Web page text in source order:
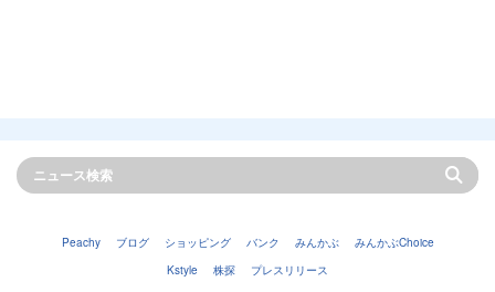
Peachy ブログ ショッピング バンク みんかぶ
みんかぶChoice
Kstyle
株探 プレスリリース